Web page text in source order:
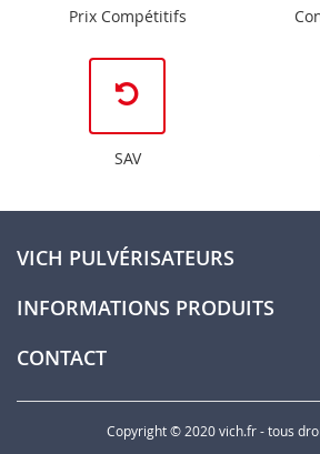
Prix Compétitifs
SAV
VICH PULVÉRISATEURS
INFORMATIONS PRODUITS
CONTACT
Copyright © 2020 vich.fr - tous